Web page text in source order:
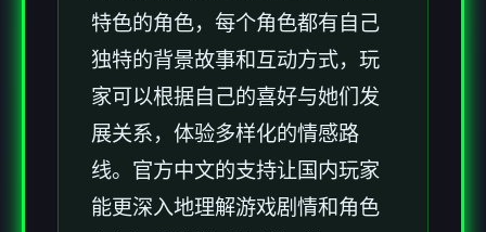
特色的角色，每个角色都有自己
独特的背景故事和互动方式，玩
家可以根据自己的喜好与她们发
展关系，体验多样化的情感路
线。官方中文的支持让国内玩家
能更深入地理解游戏剧情和角色